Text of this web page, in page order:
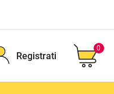
Registrati
0